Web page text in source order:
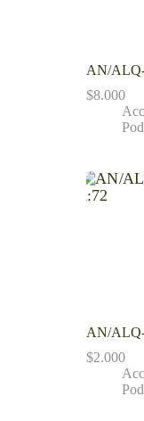
AN/
$8.000
AN/
$2.000